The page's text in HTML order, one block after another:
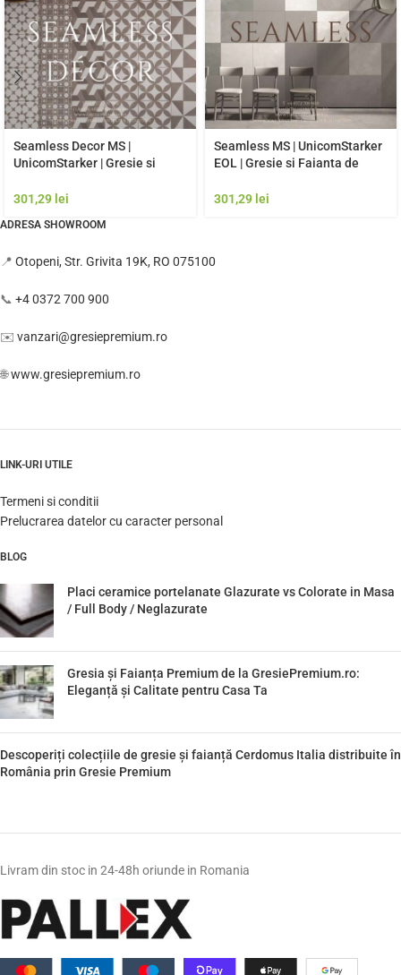
Seamless Decor MS |
UnicomStarker | Gresie si
Italia | Model Gresie
301,29 lei
Seamless MS | UnicomStarker
EOL | Gresie si Faianta de
Gresie Rezistenta Exterior
301,29 lei
ADRESA SHOWROOM
📍 Otopeni, Str. Grivita 19K, RO 075100
📞 +4 0372 700 900
✉️ vanzari@gresiepremium.ro
🌐www.gresiepremium.ro
LINK-URI UTILE
Termeni si conditii
Prelucrarea datelor cu caracter personal
BLOG
Placi ceramice portelanate Glazurate vs Colorate in Masa
/ Full Body / Neglazurate
Gresia și Faianța Premium de la GresiePremium.ro:
Eleganță și Calitate pentru Casa Ta
Descoperiți colecțiile de gresie și faianță Cerdomus Italia distribuite în
România prin Gresie Premium
Livram din stoc in 24-48h oriunde in Romania